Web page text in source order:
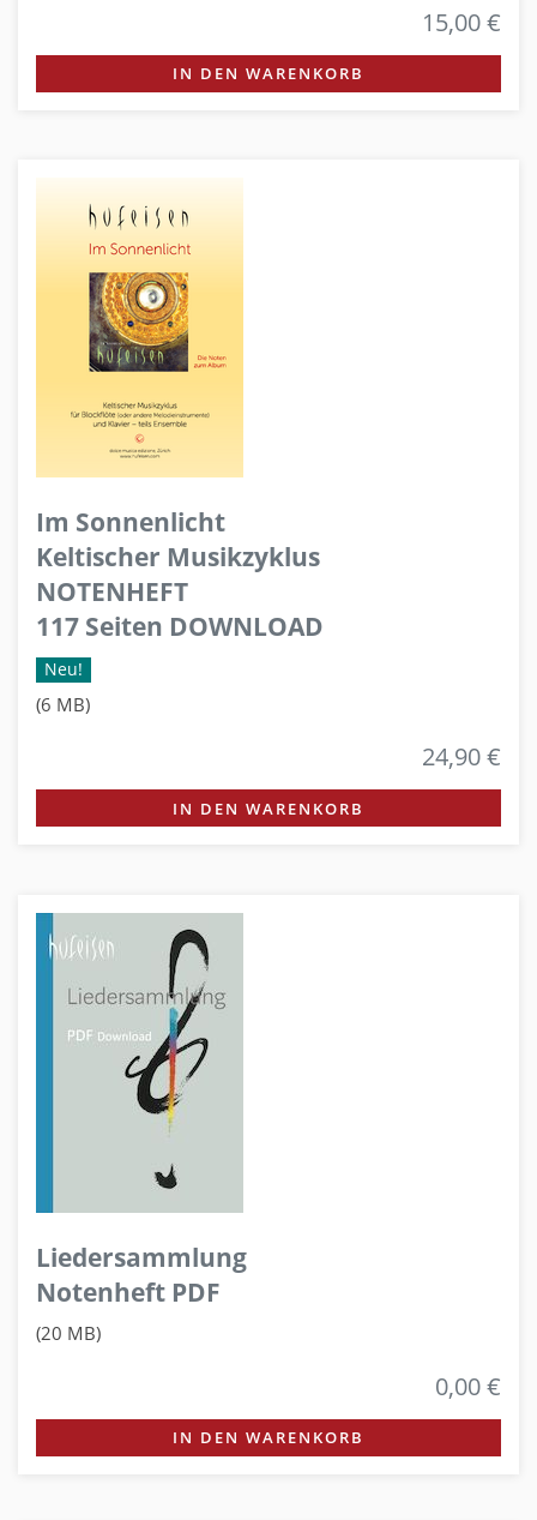
15,00 €
IN DEN WARENKORB
Im Sonnenlicht
Keltischer Musikzyklus
NOTENHEFT
117 Seiten DOWNLOAD
Neu!
(6 MB)
24,90 €
IN DEN WARENKORB
Liedersammlung
Notenheft PDF
(20 MB)
0,00 €
IN DEN WARENKORB